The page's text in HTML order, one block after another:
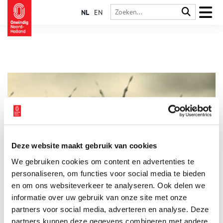
Deze website maakt gebruik van cookies
We gebruiken cookies om content en advertenties te
personaliseren, om functies voor social media te bieden
en om ons websiteverkeer te analyseren. Ook delen we
informatie over uw gebruik van onze site met onze
partners voor social media, adverteren en analyse. Deze
partners kunnen deze gegevens combineren met andere
NL EN
Hoe zag sporten er rond het jaar 1900 uit? In september 2025
viert de Naardense Gymnastiek- & Turnvereniging Keizer Otto
haar 125-jarig bestaan. Wat begon als een militaire
mannenclub is uitgegroeid tot een vereniging die generaties
sporters heeft zien komen en gaan. Tijd voor een terugblik
naar de begindagen, toen Nederlandse turnclubs nog in de
kinderschoenen stonden, sportende vrouwen ondenkbaar